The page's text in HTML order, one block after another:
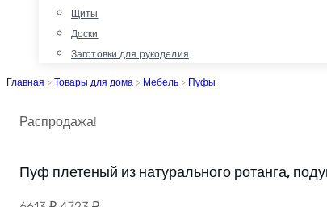
Щиты
Доски
Заготовки для рукоделия
Главная > Товары для дома > Мебель > Пуфы
Распродажа!
Пуф плетеный из натурального ротанга,